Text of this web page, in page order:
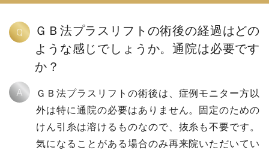
Q
ＧＢ法プラスリフトの術後の経過はどの
ような感じでしょうか。通院は必要です
か？
A
ＧＢ法プラスリフトの術後は、症例モニター方以
外は特に通院の必要はありません。固定のための
けん引糸は溶けるものなので、抜糸も不要です。
気になることがある場合のみ再来院いただいてい